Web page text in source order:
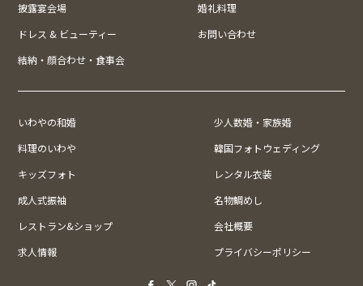
披露宴会場
婚礼料理
ドレス & ビューティー
お問い合わせ
結納・顔合わせ・食事会
いわやの和婚
少人数婚・家族婚
料理のいわや
韓国フォトウェディング
キッズフォト
レンタル衣装
成人式振袖
名物鯛めし
レストラン&ショップ
会社概要
求人情報
プライバシーポリシー